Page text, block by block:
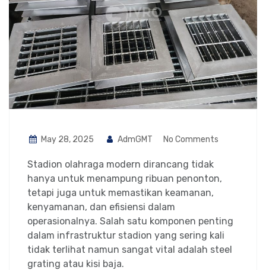
May 28, 2025 AdmGMT No Comments
Stadion olahraga modern dirancang tidak
hanya untuk menampung ribuan penonton,
tetapi juga untuk memastikan keamanan,
kenyamanan, dan efisiensi dalam
operasionalnya. Salah satu komponen penting
dalam infrastruktur stadion yang sering kali
tidak terlihat namun sangat vital adalah steel
grating atau kisi baja.